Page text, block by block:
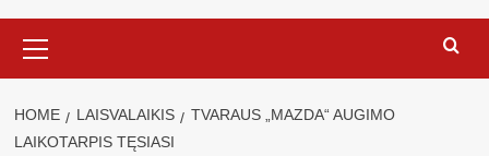
Menu
HOME LAISVALAIKIS
TVARAUS „MAZDA“ AUGIMO
LAIKOTARPIS TĘSIASI